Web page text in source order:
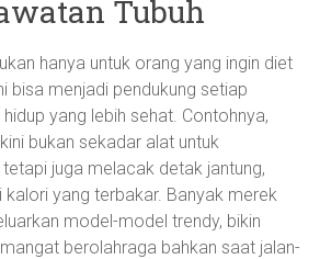
Tubuh
hanya untuk orang yang ingin diet
bisa menjadi pendukung setiap
yang lebih sehat. Contohnya,
bukan sekadar alat untuk
juga melacak detak jantung,
kalori yang terbakar. Banyak merek
model-model trendy, bikin
berolahraga bahkan saat jalan-